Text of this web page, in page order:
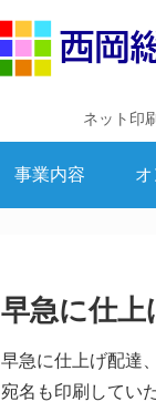
ネット印
事業内容
早急に仕上
早急に仕上げ配達
宛名も印刷してい